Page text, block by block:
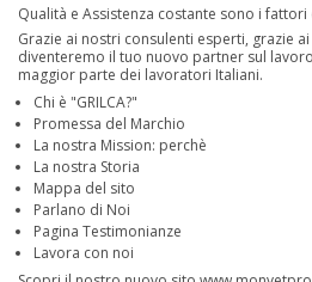
Qualità e Assistenza costante sono i
Grazie ai nostri consulenti esperti, grazie
diventeremo il tuo nuovo partner sul
maggior parte dei lavoratori Italiani.
Chi è "GRILCA?"
Promessa del Marchio
La nostra Mission: perchè
La nostra Storia
Mappa del sito
Parlano di Noi
Pagina Testimonianze
Lavora con noi